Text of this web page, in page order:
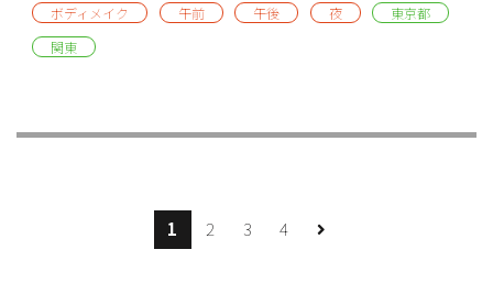
ボディメイク
午前 午後 夜
東京都
関東
1 2 3 4